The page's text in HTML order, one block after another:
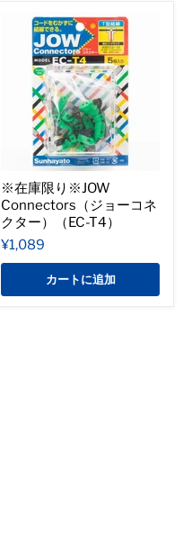
※在庫限り※JOW
Connectors（ジョーコネ
クター）（EC-T4）
¥1,089
カートに追加